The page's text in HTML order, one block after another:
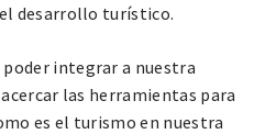
desarrollo turístico.
integrar a nuestra
las herramientas para
es el turismo en nuestra